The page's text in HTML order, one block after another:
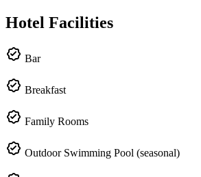
Hotel Facilities
Bar
Breakfast
Family Rooms
Outdoor Swimming Pool (seasonal)